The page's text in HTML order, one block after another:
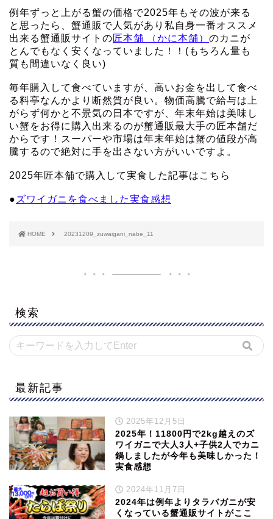
例年ずっと上がる蟹の価格で2025年もその波が来る
と思ったら、蟹通販で人気があり私自身一番オススメ
出来る蟹通販サイトの匠本舗 （かに本舗） のカニが
とんでもなく安くなっていました！！(もちろん量も
質も間違いなく良い)
毎年購入して食べていますが、高いお金を出して食べ
る料亭なんかより断然質が良い。物価高騰で給与は上
がらず何かと不景気の日本ですが、年末年始は美味し
い蟹をお得に購入出来るのが蟹通販最大手の匠本舗だ
からです！スーパーや市場は年末年始は蟹の値段が高
騰するので絶対に手を出さない方がいいですよ。
2025年匠本舗で購入して実食した記事はこちら
● ズワイガニを食べました実食感想
HOME 20231209_zuwaigani_nabe_11
検索
最新記事
2025年12月5日
2025年！11800円で2kg越えのズ
ワイガニで大人3人+子供2人でカニ
鍋しましたが今年も美味しかった！
実食感想
2024年11月7日
2024年は例年よりタラバガニが安
くなっている蟹通販サイトがここ